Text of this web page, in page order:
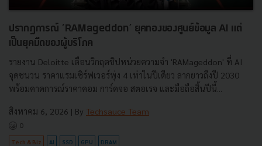
ปรากฏการณ์ ‘RAMageddon’ ยุคทองของศูนย์ข้อมูล AI แต่
เป็นยุคมืดของผู้บริโภค
รายงาน Deloitte เตือนวิกฤตชิปหน่วยความจำ 'RAMageddon' ที่ AI
จุดชนวน ราคาแรมเซิร์ฟเวอร์พุ่ง 4 เท่าในปีเดียว ลากยาวถึงปี 2030
พร้อมคาดการณ์ราคาคอม การ์ดจอ สตอเรจ และมือถือสิ้นปีนี้...
สิงหาคม 6, 2026 | By Techsauce Team
0
Tech & Biz AI SSD GPU DRAM